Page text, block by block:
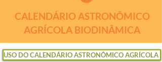
CALENDÁRIO ASTRONÔMICO
AGRÍCOLA BIODINÂMICA
USO DO CALENDÁRIO ASTRONÔMICO AGRÍCOLA